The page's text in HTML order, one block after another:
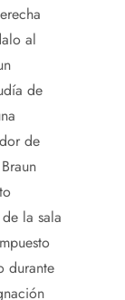
al
de
de
la sala
durante